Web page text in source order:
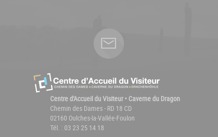
Centre d'Accueil du Visiteur • Caverne du Dragon
Chemin des Dames - RD 18 CD
02160 Oulches-la-Vallée-Foulon
Tél. : 03 23 25 14 18